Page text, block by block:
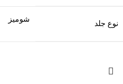
نوع جلد
شومیز